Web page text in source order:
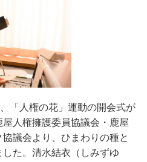
「人権の花」運動の開会式が
人権擁護委員協議会・鹿屋
議会より、ひまわりの種と
た。清水結衣（しみずゆ